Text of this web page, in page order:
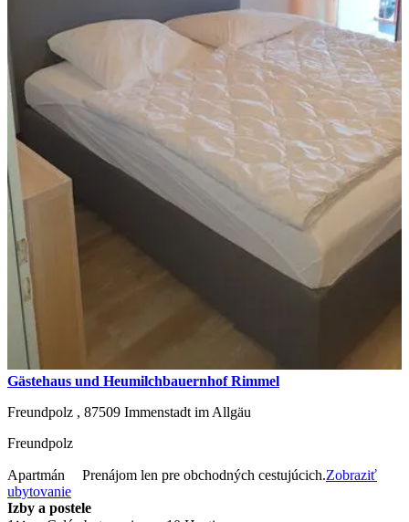
Gästehaus und Heumilchbauernhof Rimmel
Freundpolz , 87509 Immenstadt im Allgäu
Freundpolz
Apartmán Prenájom len pre obchodných cestujúcich.Zobraziť
ubytovanie
Izby a postele